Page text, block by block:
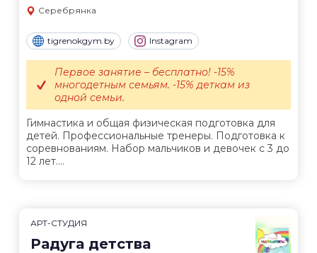
Серебрянка
tigrenokgym.by Instagram
Гимнастика и общая физическая подготовка для
детей. Профессиональные тренеры. Подготовка к
соревнованиям. Набор мальчиков и девочек с 3 до
12 лет....
Первое занятие – бесплатно! -15%
многодетным семьям. -15% деткам из
одной семьи.
АРТ-СТУДИЯ
Радуга детства